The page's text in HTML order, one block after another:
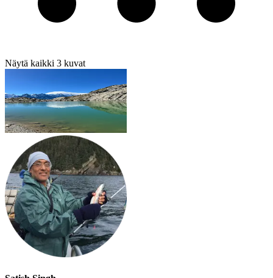
Näytä kaikki 3 kuvat